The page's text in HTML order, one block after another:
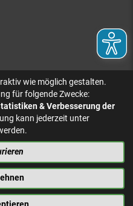
NACH OBEN
wie möglich gestalten.
für folgende Zwecke:
& Verbesserung der
kann jederzeit unter